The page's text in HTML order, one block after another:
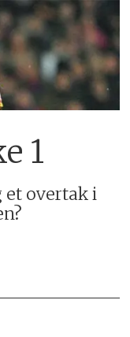
1
et overtak i